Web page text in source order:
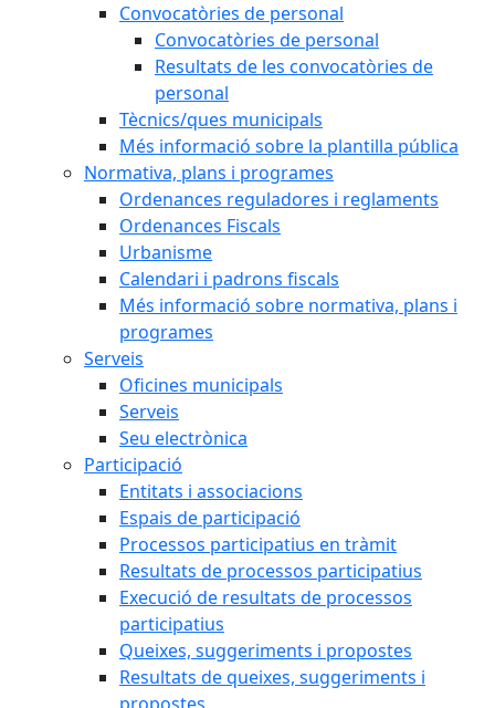
Convocatòries de personal
Convocatòries de personal
Resultats de les convocatòries de
personal
Tècnics/ques municipals
Més informació sobre la plantilla pública
Normativa, plans i programes
Ordenances reguladores i reglaments
Ordenances Fiscals
Urbanisme
Calendari i padrons fiscals
Més informació sobre normativa, plans i
programes
Serveis
Oficines municipals
Serveis
Seu electrònica
Participació
Entitats i associacions
Espais de participació
Processos participatius en tràmit
Resultats de processos participatius
Execució de resultats de processos
participatius
Queixes, suggeriments i propostes
Resultats de queixes, suggeriments i